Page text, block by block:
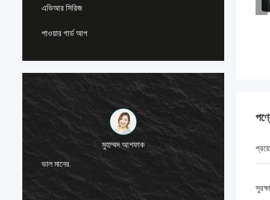
এভিআর সিরিজ
পাওয়ার গার্ড আপ
মুহাম্মদ আশফাক
ভাল মানের.
সুরক্ষা